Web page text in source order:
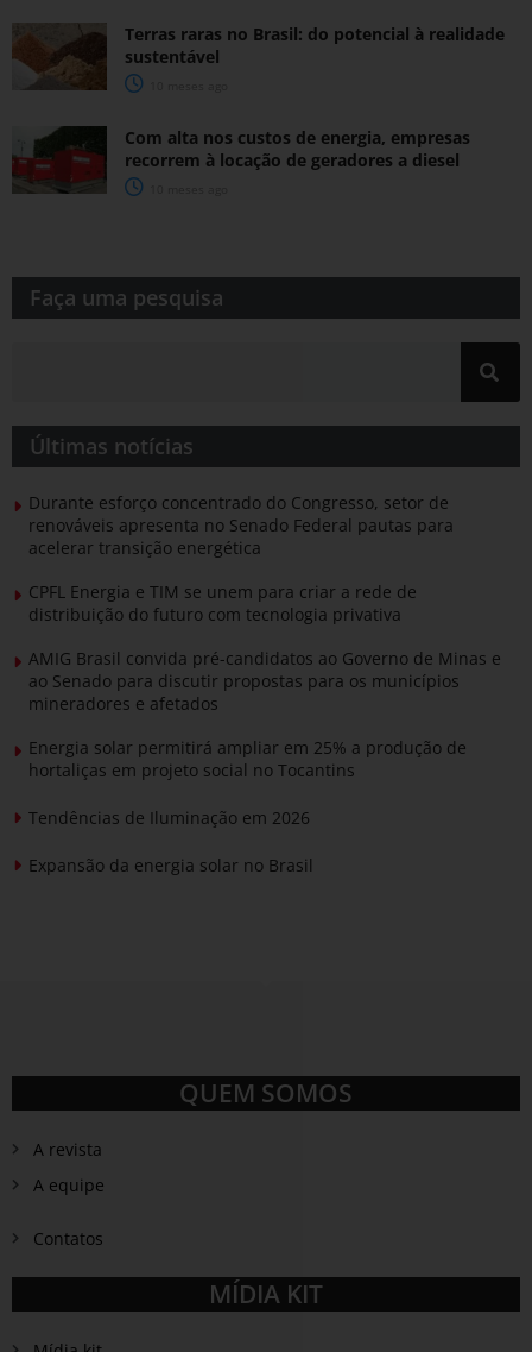
Terras raras no Brasil: do potencial à realidade
sustentável
Com alta nos custos de energia, empresas
recorrem à locação de geradores a diesel
Faça uma pesquisa​​
Últimas notícias
Durante esforço concentrado do Congresso, setor de
renováveis apresenta no Senado Federal pautas para
acelerar transição energética
CPFL Energia e TIM se unem para criar a rede de
distribuição do futuro com tecnologia privativa
AMIG Brasil convida pré-candidatos ao Governo de Minas e
ao Senado para discutir propostas para os municípios
mineradores e afetados
Energia solar permitirá ampliar em 25% a produção de
hortaliças em projeto social no Tocantins
Tendências de Iluminação em 2026
Expansão da energia solar no Brasil
QUEM SOMOS
A revista
A equipe
Contatos
MÍDIA KIT